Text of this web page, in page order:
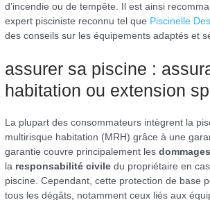
d’incendie ou de tempête. Il est ainsi
expert pisciniste reconnu tel que Piscinelle
des conseils sur les équipements adaptés et
assurer sa piscine :
habitation ou extension
La plupart des consommateurs intègrent la
multirisque habitation (MRH) grâce à une
garantie couvre principalement les
la responsabilité civile du propriétaire en
piscine. Cependant, cette protection de base
tous les dégâts, notamment ceux liés aux